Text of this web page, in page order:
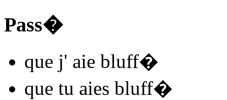
Pass�
que j' aie bluff�
que tu aies bluff�